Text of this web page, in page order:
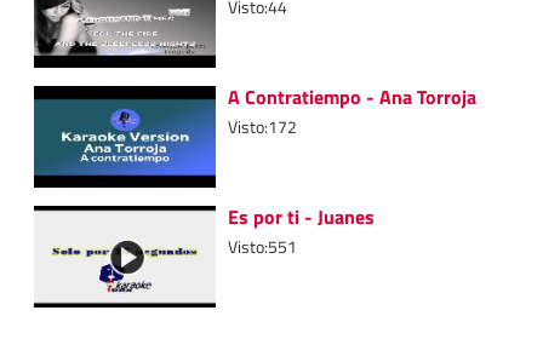
Visto:44
A Contratiempo - Ana Torroja
Visto:172
Es por ti - Juanes
Visto:551